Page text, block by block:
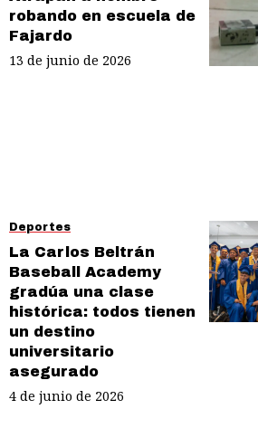
robando en escuela de
Fajardo
13 de junio de 2026
Deportes
La Carlos Beltrán
Baseball Academy
gradúa una clase
histórica: todos tienen
un destino
universitario
asegurado
4 de junio de 2026